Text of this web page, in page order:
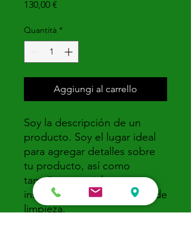
130,00 €
Quantità *
Aggiungi al carrello
Soy la descripción de un
producto. Soy el lugar ideal
para agregar detalles sobre
tu producto, así como
tamaño, materiales,
instrucciones de cuidado y de
limpieza.